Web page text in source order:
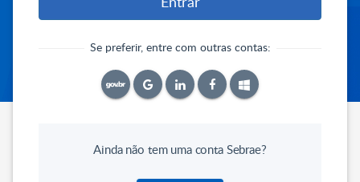
Se preferir, entre com outras contas:
Ainda não tem uma conta Sebrae?